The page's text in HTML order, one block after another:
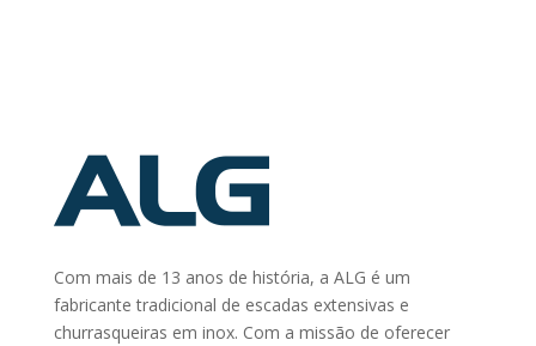
Com mais de 13 anos de história, a ALG é um
fabricante tradicional de escadas extensivas e
churrasqueiras em inox. Com a missão de oferecer